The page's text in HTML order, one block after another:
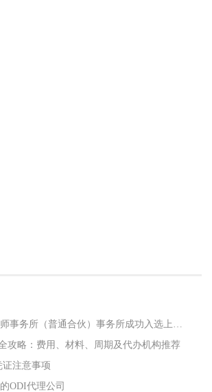
通合伙）事务所成功入选上海市企业走出去专业服务联盟第二批
攻略：费用、材料、周期及代办机构推荐
注意事项
ODI代理公司